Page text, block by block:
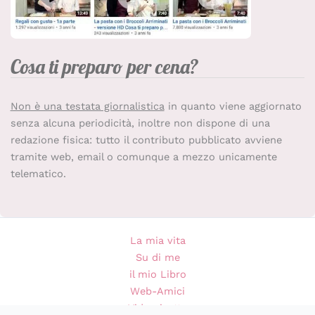
Cosa ti preparo per cena?
Non è una testata giornalisticain quanto viene aggiornato
senza alcuna periodicità, inoltre non dispone di una
redazione fisica: tutto il contributo pubblicato avviene
tramite web, email o comunque a mezzo unicamente
telematico.
La mia vita
Su di me
il mio Libro
Web-Amici
Videoricette